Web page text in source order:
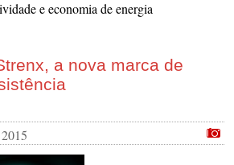
e economia de energia
a nova marca de